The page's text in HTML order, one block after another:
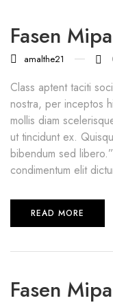
Fasen
amalthe21
Class aptent taciti
nostra, per inceptos
mollis diam
ut tincidunt ex.
bibendum sed
condimentum elit
READ MORE
Fasen